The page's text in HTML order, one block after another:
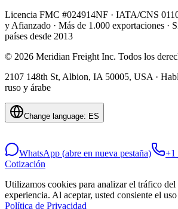
Licencia FMC #024914NF · IATA/CNS
y Afianzado · Más de 1.000 exportaciones ·
países desde 2013
© 2026 Meridian Freight Inc. Todos los
2107 148th St, Albion, IA 50005, USA ·
ruso y árabe
Change language: ES
WhatsApp (abre en nueva pestaña)
+1
Cotización
Utilizamos cookies para analizar el tráfico
experiencia. Al aceptar, usted consiente el
Política de Privacidad